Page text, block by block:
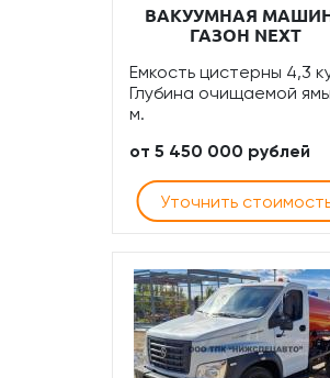
ВАКУУМНАЯ
ГАЗОН NEXT
Емкость цистерны 4,3
Глубина очищаемой
м.
от 5 450 000 рублей
Уточнить